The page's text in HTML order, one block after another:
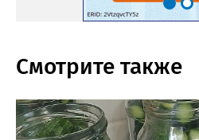
Смотрите также